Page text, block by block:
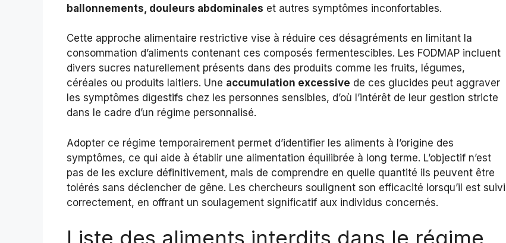
ballonnements, douleurs abdominales et autres symptômes inconfortables.
Cette approche alimentaire restrictive vise à réduire ces désagréments en limitant la
consommation d’aliments contenant ces composés fermentescibles. Les FODMAP incluent
divers sucres naturellement présents dans des produits comme les fruits, légumes,
céréales ou produits laitiers. Une accumulation excessive de ces glucides peut aggraver
les symptômes digestifs chez les personnes sensibles, d’où l’intérêt de leur gestion stricte
dans le cadre d’un régime personnalisé.
Adopter ce régime temporairement permet d’identifier les aliments à l’origine des
symptômes, ce qui aide à établir une alimentation équilibrée à long terme. L’objectif n’est
pas de les exclure définitivement, mais de comprendre en quelle quantité ils peuvent être
tolérés sans déclencher de gêne. Les chercheurs soulignent son efficacité lorsqu’il est suivi
correctement, en offrant un soulagement significatif aux individus concernés.
Liste des aliments interdits dans le régime